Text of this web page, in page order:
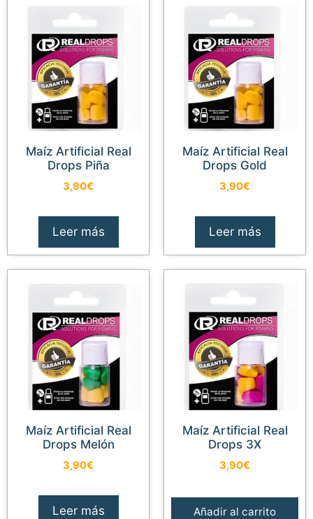
Maíz Artificial Real
Drops Piña
3,90€
Leer más
Maíz Artificial Real
Drops Gold
3,90€
Leer más
Maíz Artificial Real
Drops Melón
3,90€
Leer más
Maíz Artificial Real
Drops 3X
3,90€
Añadir al carrito